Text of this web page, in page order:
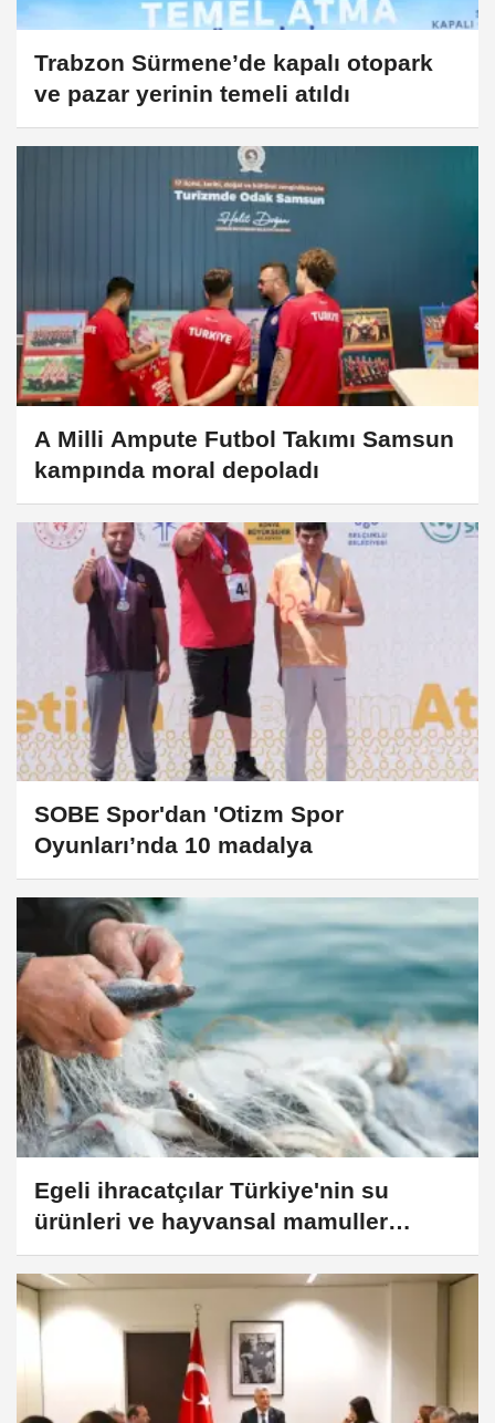
Trabzon Sürmene’de kapalı otopark
ve pazar yerinin temeli atıldı
A Milli Ampute Futbol Takımı Samsun
kampında moral depoladı
SOBE Spor'dan 'Otizm Spor
Oyunları’nda 10 madalya
Egeli ihracatçılar Türkiye'nin su
ürünleri ve hayvansal mamuller
ihracatında liderliğini pekiştirdi